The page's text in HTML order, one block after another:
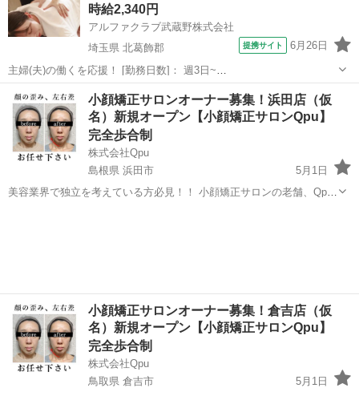
店をオープ...
時給2,340円
アルファクラブ武蔵野株式会社
埼玉県 北葛飾郡
提携サイト 6月26日
主婦(夫)の働くを応援！ [勤務日数]： 週3日~
10:00~15:00/13:00~16:00/15:00~20:00/10:00~19:00/19:00~23:00 月/
火/水/木/金/土/日 などから選べます [...
埼玉 北葛飾郡 セラピスト
小顔矯正サロンオーナー募集！浜田店（仮
名）新規オープン【小顔矯正サロンQpu】
完全歩合制
株式会社Qpu
島根県 浜田市
5月1日
美容業界で独立を考えている方必見！！ 小顔矯正サロンの老舗、Qpu
小顔矯正サロンオーナー募集！倉吉店（仮
名）新規オープン【小顔矯正サロンQpu】
完全歩合制
株式会社Qpu
鳥取県 倉吉市
5月1日